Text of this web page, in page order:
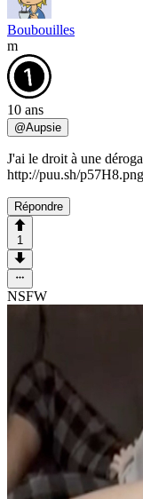
Boubouilles
m
10 ans
@Aupsie
J'ai le droit à une
http://puu.sh/p57H8.png
Répondre
1
NSFW